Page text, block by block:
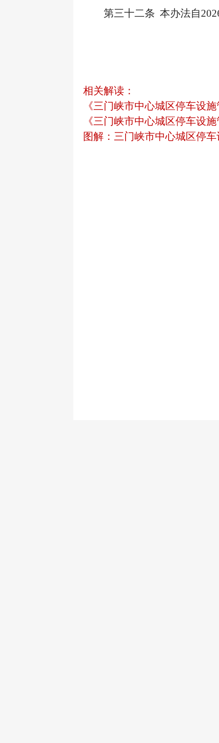
第三十二条 本办法自
相关解读：
《三门峡市中心城区停车设
《三门峡市中心城区停车设
图解：三门峡市中心城区停